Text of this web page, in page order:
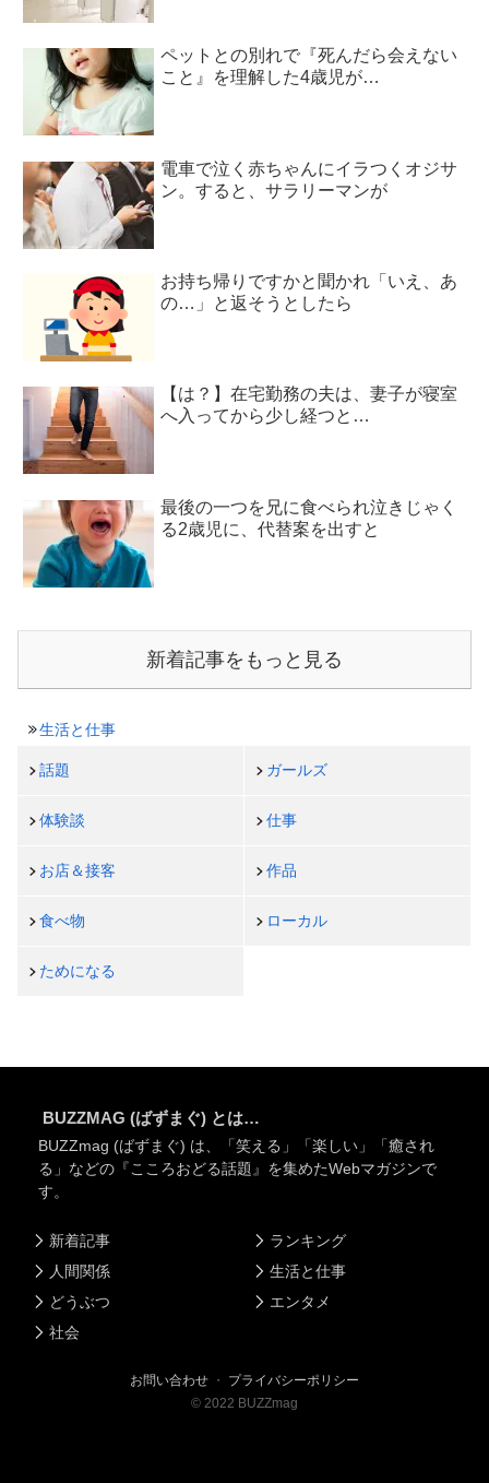
ペットとの別れで『死んだら会えない
こと』を理解した4歳児が…
電車で泣く赤ちゃんにイラつくオジサ
ン。すると、サラリーマンが
お持ち帰りですかと聞かれ「いえ、あ
の…」と返そうとしたら
【は？】在宅勤務の夫は、妻子が寝室
へ入ってから少し経つと…
最後の一つを兄に食べられ泣きじゃく
る2歳児に、代替案を出すと
新着記事をもっと見る
生活と仕事
話題 ガールズ
体験談 仕事
お店＆接客 作品
食べ物 ローカル
ためになる
BUZZMAG (ばずまぐ) とは…
BUZZmag (ばずまぐ) は、「笑える」「楽しい」「癒され
る」などの『こころおどる話題』を集めたWebマガジンで
す。
新着記事
人間関係
どうぶつ
社会
ランキング
生活と仕事
エンタメ
お問い合わせ ・ プライバシーポリシー
© 2022 BUZZmag